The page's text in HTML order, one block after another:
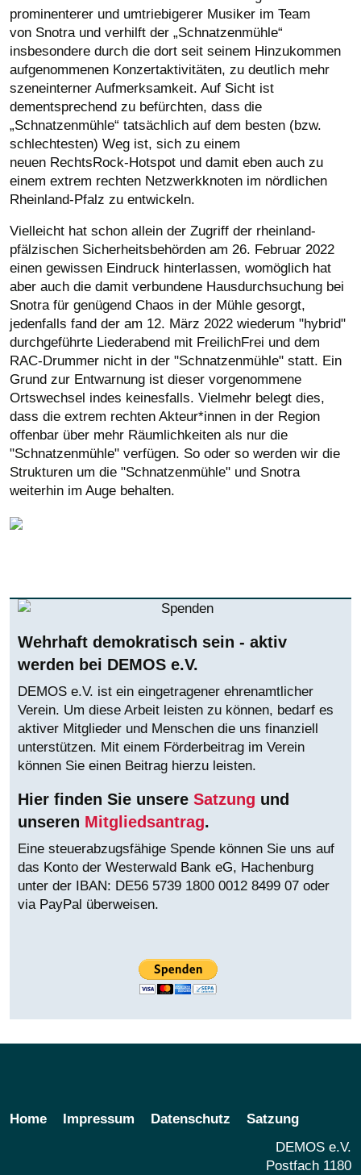
prominenterer und umtriebigerer Musiker im Team
von Snotra und verhilft der „Schnatzenmühle“
insbesondere durch die dort seit seinem Hinzukommen
aufgenommenen Konzertaktivitäten, zu deutlich mehr
szeneinterner Aufmerksamkeit. Auf Sicht ist
dementsprechend zu befürchten, dass die
„Schnatzenmühle“ tatsächlich auf dem besten (bzw.
schlechtesten) Weg ist, sich zu einem
neuen RechtsRock-Hotspot und damit eben auch zu
einem extrem rechten Netzwerkknoten im nördlichen
Rheinland-Pfalz zu entwickeln.
Vielleicht hat schon allein der Zugriff der rheinland-
pfälzischen Sicherheitsbehörden am 26. Februar 2022
einen gewissen Eindruck hinterlassen, womöglich hat
aber auch die damit verbundene Hausdurchsuchung bei
Snotra für genügend Chaos in der Mühle gesorgt,
jedenfalls fand der am 12. März 2022 wiederum "hybrid"
durchgeführte Liederabend mit FreilichFrei und dem
RAC-Drummer nicht in der "Schnatzenmühle" statt. Ein
Grund zur Entwarnung ist dieser vorgenommene
Ortswechsel indes keinesfalls. Vielmehr belegt dies,
dass die extrem rechten Akteur*innen in der Region
offenbar über mehr Räumlichkeiten als nur die
"Schnatzenmühle" verfügen. So oder so werden wir die
Strukturen um die "Schnatzenmühle" und Snotra
weiterhin im Auge behalten.
Wehrhaft demokratisch sein - aktiv
werden bei DEMOS e.V.
DEMOS e.V. ist ein eingetragener ehrenamtlicher
Verein. Um diese Arbeit leisten zu können, bedarf es
aktiver Mitglieder und Menschen die uns finanziell
unterstützen. Mit einem Förderbeitrag im Verein
können Sie einen Beitrag hierzu leisten.
Hier finden Sie unsere Satzung und
unseren Mitgliedsantrag.
Eine steuerabzugsfähige Spende können Sie uns auf
das Konto der Westerwald Bank eG, Hachenburg
unter der IBAN: DE56 5739 1800 0012 8499 07 oder
via PayPal überweisen.
Home Impressum Datenschutz
Satzung
DEMOS e.V.
Postfach 1180